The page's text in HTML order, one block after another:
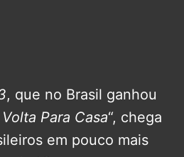
, que no Brasil ganhou
Para Casa“, chega
em pouco mais